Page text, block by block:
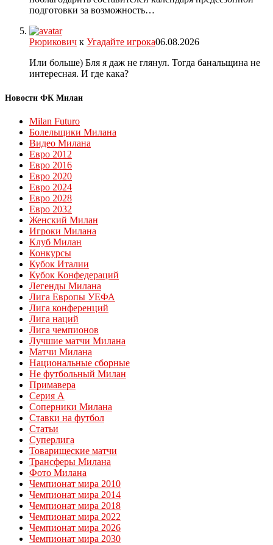
подготовки за возможность…
Рюрикович к Угадайте игрока06.08.2026
Или больше) Бля я даж не глянул. Тогда банальщина не
интересная. И где кака?
Новости ФК Милан
Milan Futuro
Болельщики Милана
Видео Милана
Евро 2012
Евро 2016
Евро 2020
Евро 2024
Евро 2028
Евро 2032
Женский Милан
Игроки Милана
Клуб Милан
Конкурсы
Кубок Италии
Кубок Конфедераций
Легенды Милана
Лига Европы УЕФА
Лига конференций
Лига наций
Лига чемпионов
Лучшие матчи Милана
Матчи Милана
Национальные сборные
Не футбольный Милан
Примавера
Серия А
Соперники Милана
Ставки на футбол
Статьи
Суперлига
Товарищеские матчи
Трансферы Милана
Фото Милана
Чемпионат мира 2010
Чемпионат мира 2014
Чемпионат мира 2018
Чемпионат мира 2022
Чемпионат мира 2026
Чемпионат мира 2030